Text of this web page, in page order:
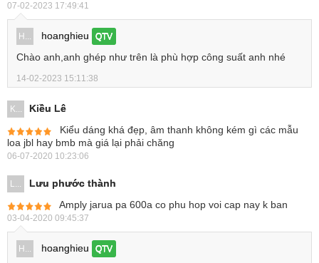
07-02-2023 17:49:41
H... hoanghieu QTV
Chào anh,anh ghép như trên là phù hợp công suất anh nhé
14-02-2023 15:11:38
K...
Kiều Lê
Kiểu dáng khá đẹp, âm thanh không kém gì các mẫu
loa jbl hay bmb mà giá lại phải chăng
06-07-2020 10:23:06
L...
Lưu phước thành
Amply jarua pa 600a co phu hop voi cap nay k ban
03-04-2020 09:45:37
H... hoanghieu QTV